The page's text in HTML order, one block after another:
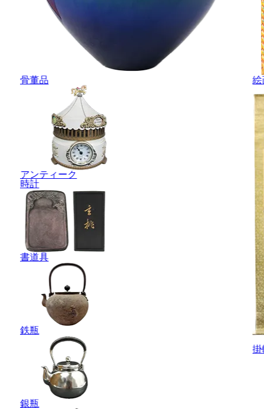
骨董品
アンティーク
時計
書道具
鉄瓶
銀瓶
絵
掛